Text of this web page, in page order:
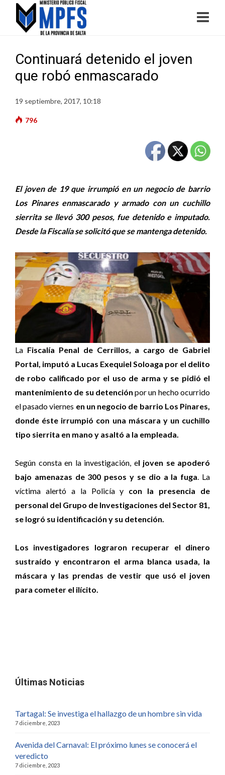
Continuará detenido el joven
que robó enmascarado
19 septiembre, 2017, 10:18
796
El joven de 19 que irrumpió en un negocio de barrio
Los Pinares enmascarado y armado con un cuchillo
sierrita se llevó 300 pesos, fue detenido e imputado.
Desde la Fiscalía se solicitó que se mantenga detenido.
La Fiscalía Penal de Cerrillos, a cargo de Gabriel
Portal, imputó a Lucas Exequiel Soloaga por el delito
de robo calificado por el uso de arma y se pidió el
mantenimiento de su detención por un hecho ocurrido
el pasado viernes en un negocio de barrio Los Pinares,
donde éste irrumpió con una máscara y un cuchillo
tipo sierrita en mano y asaltó a la empleada.
Según consta en la investigación, el joven se apoderó
bajo amenazas de 300 pesos y se dio a la fuga. La
víctima alertó a la Policía y con la presencia de
personal del Grupo de Investigaciones del Sector 81,
se logró su identificación y su detención.
Los investigadores lograron recuperar el dinero
sustraído y encontraron el arma blanca usada, la
máscara y las prendas de vestir que usó el joven
para cometer el ilícito.
Últimas Noticias
Tartagal: Se investiga el hallazgo de un hombre sin vida
7 diciembre, 2023
Avenida del Carnaval: El próximo lunes se conocerá el
veredicto
7 diciembre, 2023